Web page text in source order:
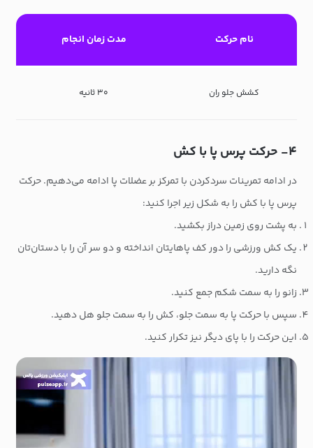
نام حرکت مدت زمان انجام
کشش جلو ران ۳۰ ثانیه
۴- حرکت پرس پا با کش
در ادامه تمرینات سردکردن با تمرکز بر عضلات پا ادامه می‌دهیم. حرکت
پرس پا با کش را به شکل زیر اجرا کنید:
به پشت روی زمین دراز بکشید.
یک کش ورزشی را دور کف پاهایتان انداخته و دو سر آن را با دستان‌تان
نگه دارید.
زانو را به سمت شکم جمع کنید.
سپس با حرکت پا به سمت جلو، کش را به سمت جلو هل دهید.
این حرکت را با پای دیگر نیز تکرار کنید.